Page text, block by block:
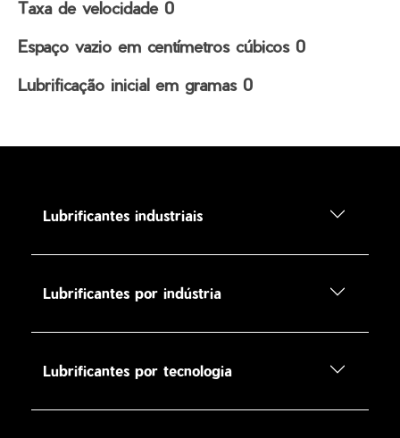
Taxa de velocidade 0
Espaço vazio em centímetros cúbicos 0
Lubrificação inicial em gramas 0
Lubrificantes industriais
Lubrificantes por indústria
Lubrificantes por tecnologia